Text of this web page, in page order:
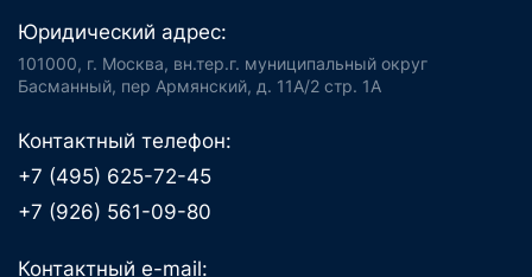
Юридический адрес:
101000, г. Москва, вн.тер.г. муниципальный округ
Басманный, пер Армянский, д. 11А/2 стр. 1А
Контактный телефон:
+7 (495) 625-72-45
+7 (926) 561-09-80
Контактный e-mail: